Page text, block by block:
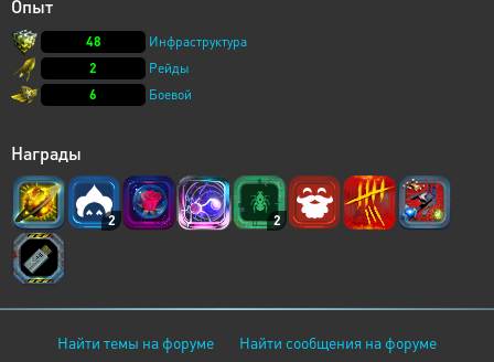
Опыт
48
Инфраструктура
2
Рейды
6
Боевой
Награды
2 2
Найти темы на форуме
Найти сообщения на форуме